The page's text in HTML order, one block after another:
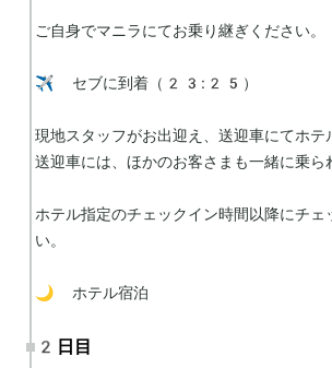
ご自身でマニラにてお乗り継ぎください。
✈️ セブに到着（23:25）
現地スタッフがお出迎え、送迎車にてホテ
送迎車には、ほかのお客さまも一緒に乗
ホテル指定のチェックイン時間以降にチェ
い。
🌙 ホテル宿泊
2日目